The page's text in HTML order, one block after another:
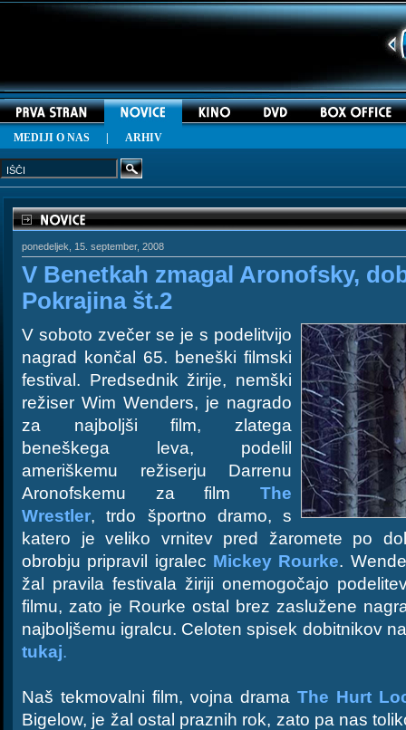
MEDIJI O NAS ARHIV
ponedeljek, 15. september, 2008
V Benetkah zmagal Aronofsky,
Pokrajina št.2
V soboto zvečer se je s podelitvijo
nagrad končal 65. beneški filmski
festival. Predsednik žirije, nemški
režiser Wim Wenders, je nagrado
za najboljši film, zlatega
beneškega leva, podelil
ameriškemu režiserju Darrenu
Aronofskemu za film The
Wrestler, trdo športno dramo, s
katero je veliko vrnitev pred žaromete po
obrobju pripravil igralec Mickey Rourke.
žal pravila festivala žiriji onemogočajo
filmu, zato je Rourke ostal brez zaslužene
najboljšemu igralcu. Celoten spisek dobitnikov
tukaj.
Naš tekmovalni film, vojna drama The Hurt
Bigelow, je žal ostal praznih rok, zato pa nas